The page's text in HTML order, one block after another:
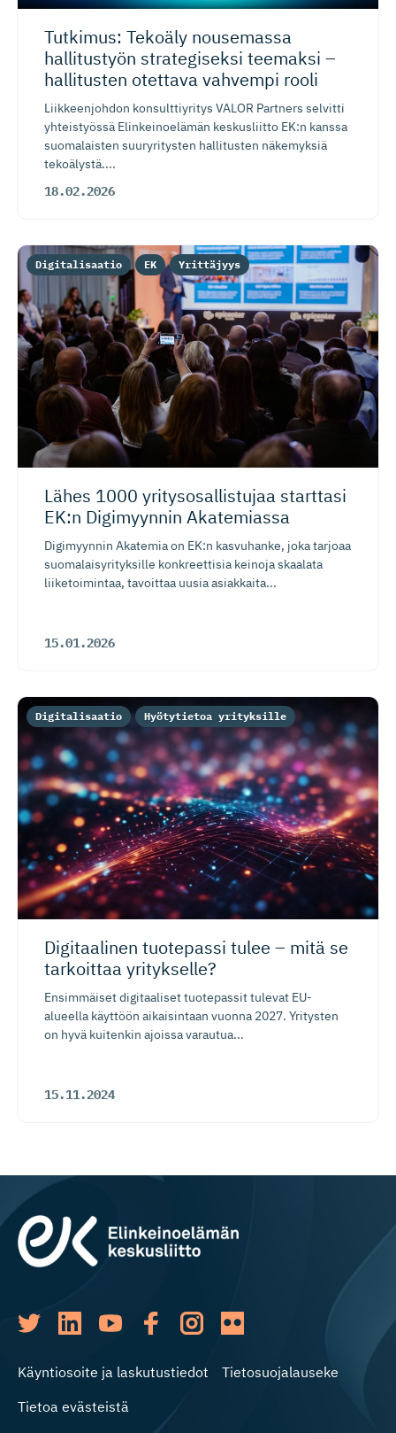
Tutkimus: Tekoäly nousemassa
hallitustyön strategiseksi teemaksi –
hallitusten otettava vahvempi rooli
Liikkeenjohdon konsulttiyritys VALOR Partners selvitti
yhteistyössä Elinkeinoelämän keskusliitto EK:n kanssa
suomalaisten suuryritysten hallitusten näkemyksiä
tekoälystä....
18.02.2026
Lähes 1000 yritysosal­listujaa starttasi
EK:n Digimyynnin Akatemiassa
Digimyynnin Akatemia on EK:n kasvuhanke, joka tarjoaa
suomalaisyrityksille konkreettisia keinoja skaalata
liiketoimintaa, tavoittaa uusia asiakkaita...
15.01.2026
Digitalisaatio EK Yrittäjyys
Digitaalinen tuotepassi tulee – mitä se
tarkoittaa yritykselle?
Ensimmäiset digitaaliset tuotepassit tulevat EU-
alueella käyttöön aikaisintaan vuonna 2027. Yritysten
on hyvä kuitenkin ajoissa varautua...
15.11.2024
Digitalisaatio Hyötytietoa yrityksille
Käyntiosoite ja laskutustiedot
Tietosuojalauseke
Tietoa evästeistä